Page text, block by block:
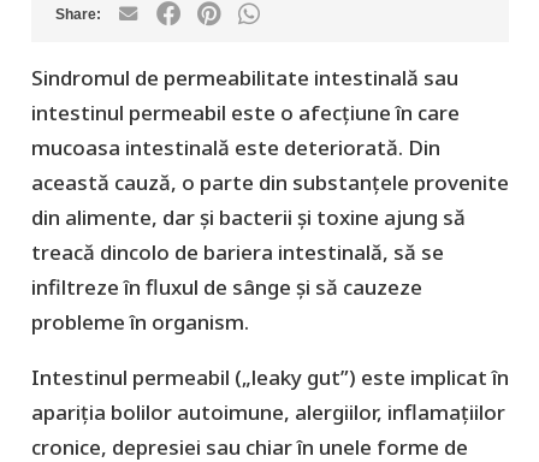
Sindromul de permeabilitate intestinală sau
intestinul permeabil este o afecțiune în care
mucoasa intestinală este deteriorată. Din
această cauză, o parte din substanțele provenite
din alimente, dar și bacterii și toxine ajung să
treacă dincolo de bariera intestinală, să se
infiltreze în fluxul de sânge și să cauzeze
probleme în organism.
Intestinul permeabil („leaky gut”) este implicat în
apariția bolilor autoimune, alergiilor, inflamațiilor
cronice, depresiei sau chiar în unele forme de